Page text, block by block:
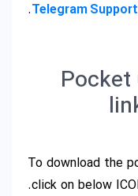
Telegram Support
.
To download the
click on below